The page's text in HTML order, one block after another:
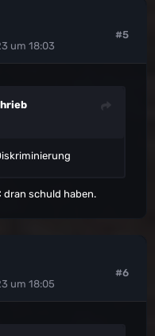
um 18:03
#5
dran schuld haben.
um 18:05
#6